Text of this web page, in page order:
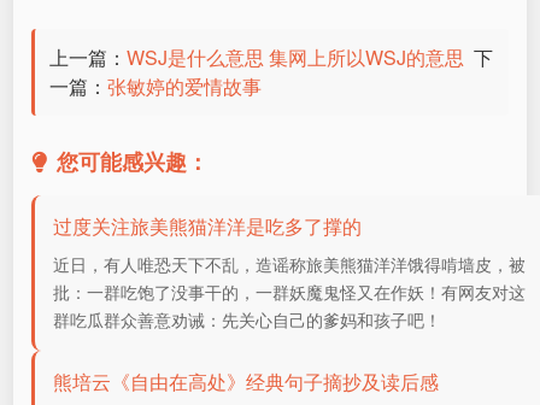
上一篇：WSJ是什么意思 集网上所以WSJ的意思 下
一篇：张敏婷的爱情故事
您可能感兴趣：
过度关注旅美熊猫洋洋是吃多了撑的
近日，有人唯恐天下不乱，造谣称旅美熊猫洋洋饿得啃墙皮，被
批：一群吃饱了没事干的，一群妖魔鬼怪又在作妖！有网友对这
群吃瓜群众善意劝诫：先关心自己的爹妈和孩子吧！
熊培云《自由在高处》经典句子摘抄及读后感